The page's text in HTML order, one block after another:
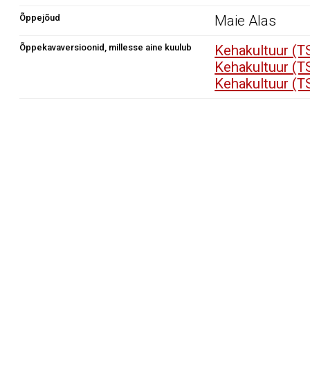
Õppejõud Maie Alas
Õppekavaversioonid, millesse aine kuulub
Kehakultuur
Kehakultuur
Kehakultuur